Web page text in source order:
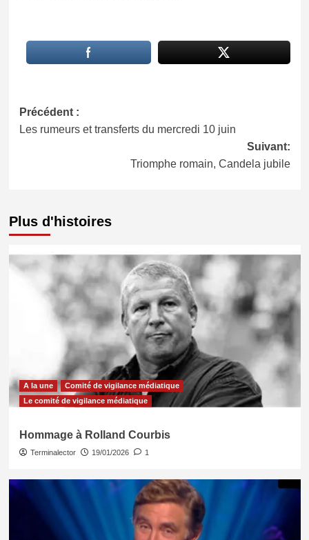
Navigation
d’article
Précédent :
Les rumeurs et transferts du mercredi 10 juin
Suivant:
Triomphe romain, Candela jubile
Plus d'histoires
A la une
Comité de vigilance médiatique
Le comité de vigilance médiatique
Hommage à Rolland Courbis
Terminalector 19/01/2026 1